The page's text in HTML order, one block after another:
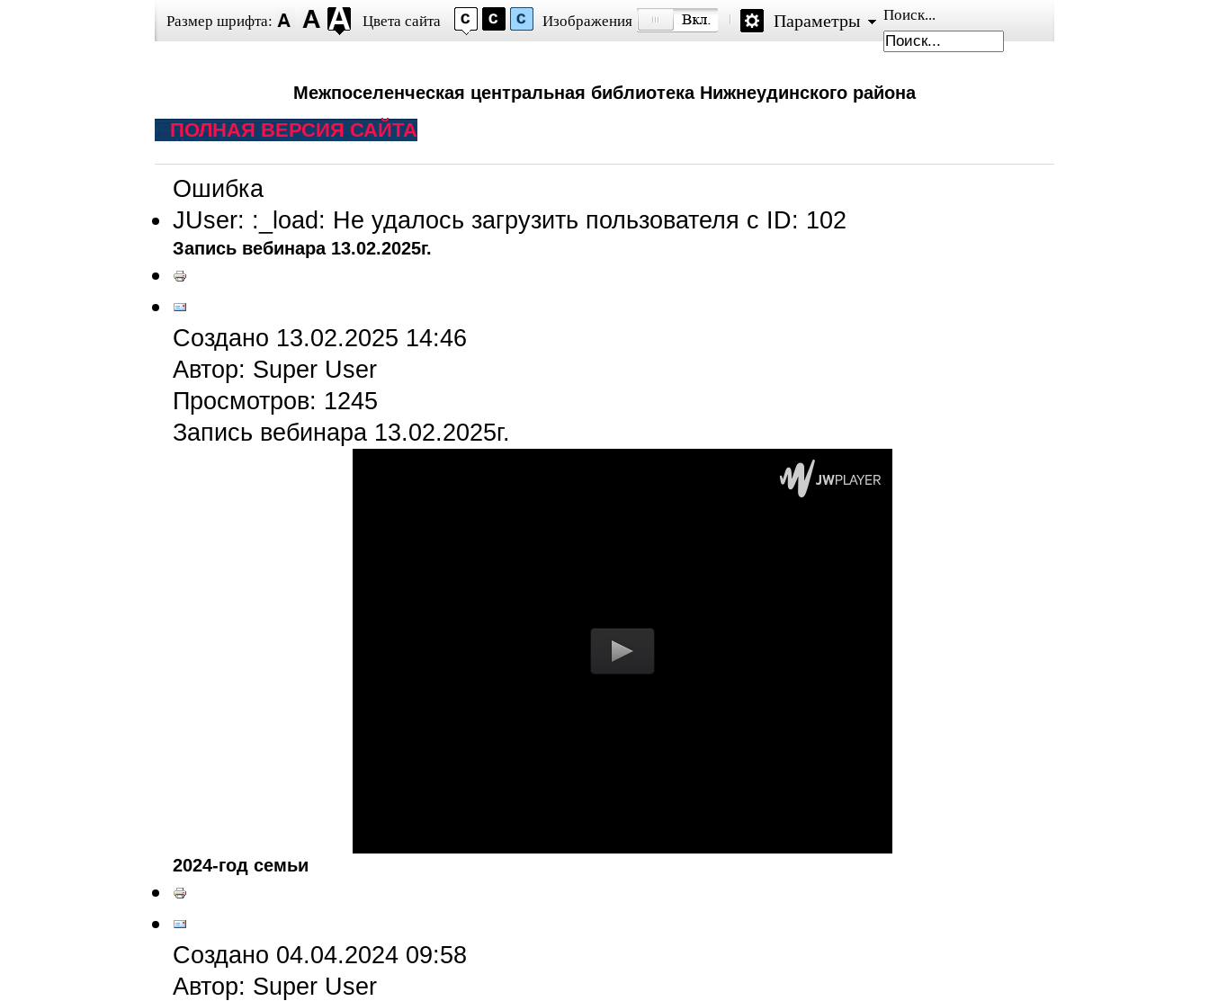
Размер шрифта: Цвета сайта Изображения Параметры Поиск...
Межпоселенческая центральная библиотека Нижнеудинского района
ПОЛНАЯ ВЕРСИЯ САЙТА
Ошибка
JUser: :_load: Не удалось загрузить пользователя с ID: 102
Запись вебинара 13.02.2025г.
Создано 13.02.2025 14:46
Автор: Super User
Просмотров: 1245
Запись вебинара 13.02.2025г.
2024-год семьи
Создано 04.04.2024 09:58
Автор: Super User